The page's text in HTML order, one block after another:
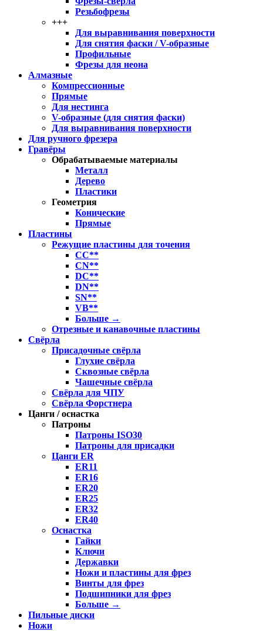
Резьбофрезы
+++
Для выравнивания поверхности
Для снятия фаски / V-образные
Профильные
Фрезы для неона
Алмазные
Компрессионные
Прямые
Для нестинга
V-образные (для снятия фаски)
Для выравнивания поверхности
Для ручного фрезера
Гравёры
Обрабатываемые материалы
Металл
Дерево
Пластики
Геометрия
Конические
Прямые
Пластины
Режущие пластины для точения
CC**
CN**
DC**
DN**
SN**
VB**
Больше →
Отрезные и канавочные пластины
Свёрла
Присадочные свёрла
Глухие свёрла
Сквозные свёрла
Чашечные свёрла
Свёрла для ЧПУ
Свёрла Форстнера
Цанги / оснастка
Патроны
Патроны ISO30
Патроны для присадки
Цанги ER
ER11
ER16
ER20
ER25
ER32
ER40
Оснастка
Гайки
Ключи
Державки
Ножи и пластины для фрез
Винты для фрез
Подшипники для фрез
Больше →
Пильные диски
Ножи